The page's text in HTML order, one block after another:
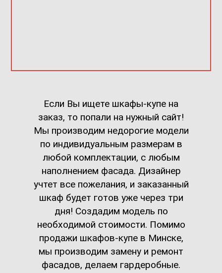
Если Вы ищете шкафы-купе на
заказ, то попали на нужный сайт!
Мы производим недорогие модели
по индивидуальным размерам в
любой комплектации, с любым
наполнением фасада. Дизайнер
учтет все пожелания, и заказанный
шкаф будет готов уже через три
дня! Создадим модель по
необходимой стоимости. Помимо
продажи шкафов-купе в Минске,
мы производим замену и ремонт
фасадов, делаем гардеробные.